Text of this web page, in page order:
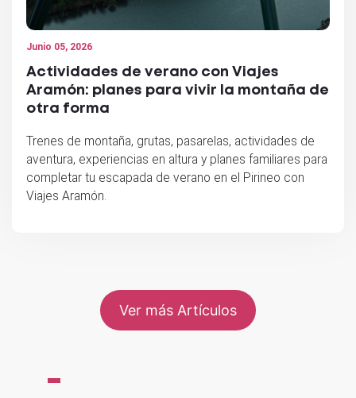
Junio 05, 2026
Actividades de verano con Viajes
Aramón: planes para vivir la montaña de
otra forma
Trenes de montaña, grutas, pasarelas, actividades de
aventura, experiencias en altura y planes familiares para
completar tu escapada de verano en el Pirineo con
Viajes Aramón.
Ver más Artículos